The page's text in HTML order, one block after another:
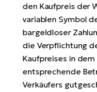
den Kaufpreis der
variablen Symbol
bargeldloser
die Verpflichtung
Kaufpreises in
entsprechende
Verkäufers